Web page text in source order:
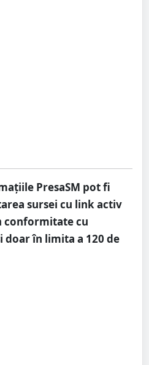
PresaSM pot fi
sursei cu link activ
conformitate cu
doar în limita a 120 de